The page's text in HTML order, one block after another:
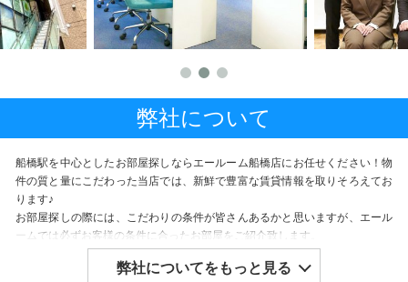
弊社について
船橋駅を中心としたお部屋探しならエールーム船橋店にお任せください！物
件の質と量にこだわった当店では、新鮮で豊富な賃貸情報を取りそろえてお
ります♪
お部屋探しの際には、こだわりの条件が皆さんあるかと思いますが、エール
ームでは必ずお客様の条件に合ったお部屋をご紹介致します。
初期費用をぐっと節約できる物件や、駅まで徒歩5分の駅近物件、安心安全
のセキュリティ物件など、ご要望の多い物件情報を特集しております。
弊社についてをもっと見る